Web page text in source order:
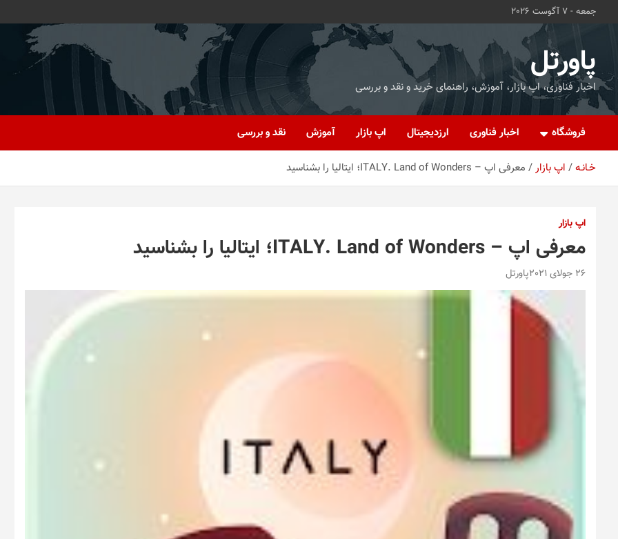
جمعه - 7 آگوست 2026
پاورتل
اخبار فناوری، اپ بازار، آموزش، راهنمای خرید و نقد و بررسی
فروشگاه اخبار فناوری ارزدیجیتال اپ بازار آموزش نقد و بررسی
خـانـه اپ بازار معرفی اپ – ITALY. Land of Wonders؛ ایتالیا را بشناسید
اپ بازار
معرفی اپ – ITALY. Land of Wonders؛ ایتالیا را بشناسید
26 جولای 2021 پاورتل